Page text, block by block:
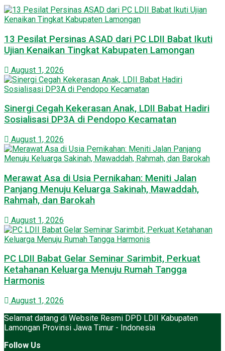
13 Pesilat Persinas ASAD dari PC LDII Babat Ikuti
Ujian Kenaikan Tingkat Kabupaten Lamongan
August 1, 2026
Sinergi Cegah Kekerasan Anak, LDII Babat Hadiri
Sosialisasi DP3A di Pendopo Kecamatan
August 1, 2026
Merawat Asa di Usia Pernikahan: Meniti Jalan
Panjang Menuju Keluarga Sakinah, Mawaddah,
Rahmah, dan Barokah
August 1, 2026
PC LDII Babat Gelar Seminar Sarimbit, Perkuat
Ketahanan Keluarga Menuju Rumah Tangga
Harmonis
August 1, 2026
Selamat datang di Website Resmi DPD LDII Kabupaten
Lamongan Provinsi Jawa Timur - Indonesia
Follow Us